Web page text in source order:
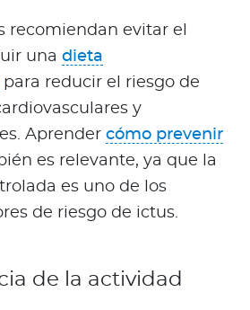
recomiendan evitar el
una dieta
para reducir el riesgo de
y
Aprender cómo prevenir
es relevante, ya que la
es uno de los
de riesgo de ictus.
de la actividad